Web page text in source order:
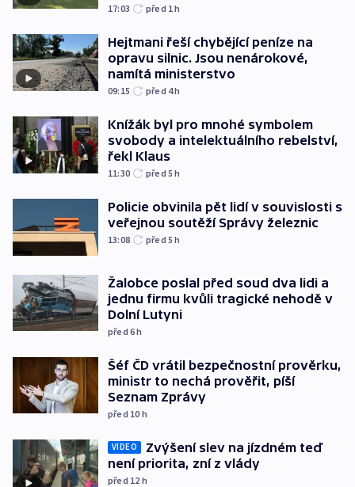
17:03 před 1h
Hejtmani řeší chybějící peníze na
opravu silnic. Jsou nenárokové,
namítá ministerstvo
09:15 před 4h
Knížák byl pro mnohé symbolem
svobody a intelektuálního rebelství,
řekl Klaus
11:30 před 5h
Policie obvinila pět lidí v souvislosti s
veřejnou soutěží Správy železnic
13:08 před 5h
Žalobce poslal před soud dva lidi a
jednu firmu kvůli tragické nehodě v
Dolní Lutyni
před 6h
Šéf ČD vrátil bezpečnostní prověrku,
ministr to nechá prověřit, píší
Seznam Zprávy
před 10 h
VIDEO
Zvýšení slev na jízdném teď
není priorita, zní z vlády
před 12 h